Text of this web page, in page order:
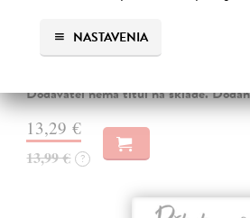
NASTAVENIA
Gajdošová Stanislava| Kniha
Strávila som roky vo väzení, žila som v
Dodávateľ nemá titul na sklade.
13,29 €
13,99 € ?